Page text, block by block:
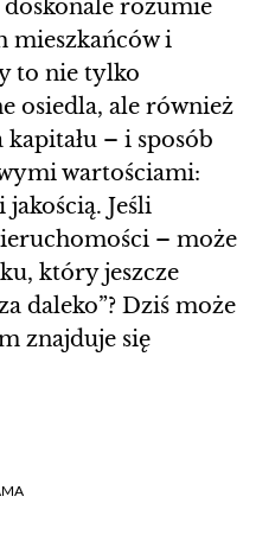
rozumie
mieszkańców i
to nie tylko
osiedla, ale również
– i sposób
wartościami:
Jeśli
– może
który jeszcze
daleko”? Dziś może
znajduje się